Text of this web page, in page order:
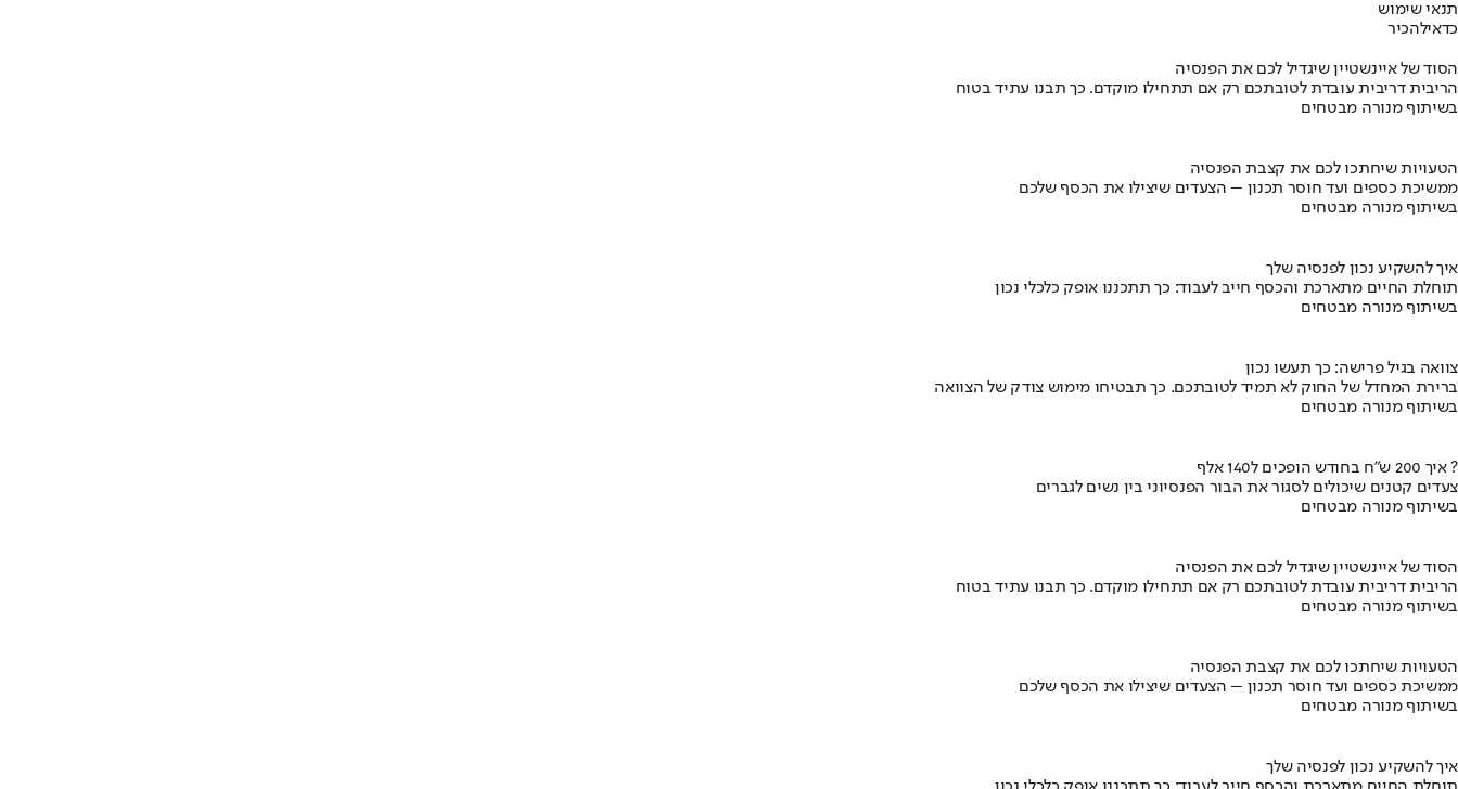
תנאי שימוש
כדאילהכיר
הסוד של איינשטיין שיגדיל לכם את הפנסיה
הריבית דריבית עובדת לטובתכם רק אם תתחילו מוקדם. כך תבנו עתיד בטוח
בשיתוף מנורה מבטחים
הטעויות שיחתכו לכם את קצבת הפנסיה
ממשיכת כספים ועד חוסר תכנון – הצעדים שיצילו את הכסף שלכם
בשיתוף מנורה מבטחים
איך להשקיע נכון לפנסיה שלך
תוחלת החיים מתארכת והכסף חייב לעבוד: כך תתכננו אופק כלכלי נכון
בשיתוף מנורה מבטחים
צוואה בגיל פרישה: כך תעשו נכון
ברירת המחדל של החוק לא תמיד לטובתכם. כך תבטיחו מימוש צודק של הצוואה
בשיתוף מנורה מבטחים
איך 200 ש"ח בחודש הופכים ל140 אלף ?
צעדים קטנים שיכולים לסגור את הבור הפנסיוני בין נשים לגברים
בשיתוף מנורה מבטחים
הסוד של איינשטיין שיגדיל לכם את הפנסיה
הריבית דריבית עובדת לטובתכם רק אם תתחילו מוקדם. כך תבנו עתיד בטוח
בשיתוף מנורה מבטחים
הטעויות שיחתכו לכם את קצבת הפנסיה
ממשיכת כספים ועד חוסר תכנון – הצעדים שיצילו את הכסף שלכם
בשיתוף מנורה מבטחים
איך להשקיע נכון לפנסיה שלך